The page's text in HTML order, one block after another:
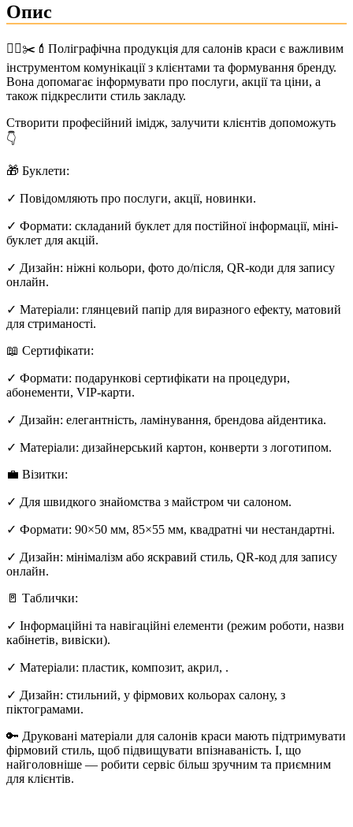
Опис
💇‍♂️✂️💄Поліграфічна продукція для салонів краси є важливим
інструментом комунікації з клієнтами та формування бренду.
Вона допомагає інформувати про послуги, акції та ціни, а
також підкреслити стиль закладу.
Створити професійний імідж, залучити клієнтів допоможуть
👇
🎁 Буклети:
✓ Повідомляють про послуги, акції, новинки.
✓ Формати: складаний буклет для постійної інформації, міні-
буклет для акцій.
✓ Дизайн: ніжні кольори, фото до/після, QR-коди для запису
онлайн.
✓ Матеріали: глянцевий папір для виразного ефекту, матовий
для стриманості.
📖 Сертифікати:
✓ Формати: подарункові сертифікати на процедури,
абонементи, VIP‑карти.
✓ Дизайн: елегантність, ламінування, брендова айдентика.
✓ Матеріали: дизайнерський картон, конверти з логотипом.
💼 Візитки:
✓ Для швидкого знайомства з майстром чи салоном.
✓ Формати: 90×50 мм, 85×55 мм, квадратні чи нестандартні.
✓ Дизайн: мінімалізм або яскравий стиль, QR-код для запису
онлайн.
🚪 Таблички:
✓ Інформаційні та навігаційні елементи (режим роботи, назви
кабінетів, вивіски).
✓ Матеріали: пластик, композит, акрил, .
✓ Дизайн: стильний, у фірмових кольорах салону, з
піктограмами.
🔑 Друковані матеріали для салонів краси мають підтримувати
фірмовий стиль, щоб підвищувати впізнаваність. І, що
найголовніше — робити сервіс більш зручним та приємним
для клієнтів.